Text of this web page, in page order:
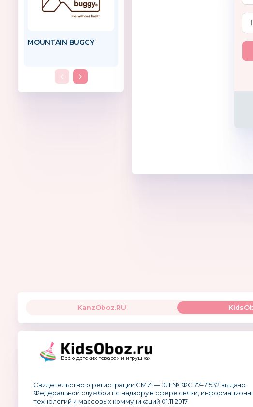
MOUNTAIN BUGGY
KanzOboz.RU
Всё о детских товарах и игрушках
Свидетельство о регистрации СМИ — ЭЛ № ФС 77–71532 выдано
Федеральной службой по надзору в сфере связи,
технологий и массовых коммуникаций 01.11.2017.